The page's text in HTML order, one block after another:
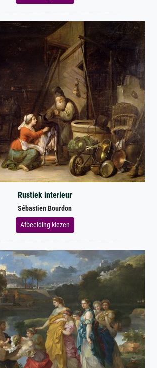
Rustiek interieur
Sébastien Bourdon
Afbeelding kiezen